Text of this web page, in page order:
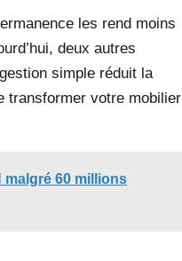
les rend moins
deux autres
simple réduit la
transformer votre mobilier
malgré 60 millions